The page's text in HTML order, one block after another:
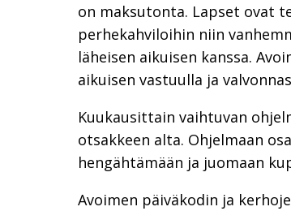
on maksutonta. Lapset ovat
perhekahviloihin niin
läheisen aikuisen kanssa.
aikuisen vastuulla ja
Kuukausittain vaihtuvan
otsakkeen alta. Ohjelmaan
hengähtämään ja juomaan
Avoimen päiväkodin ja